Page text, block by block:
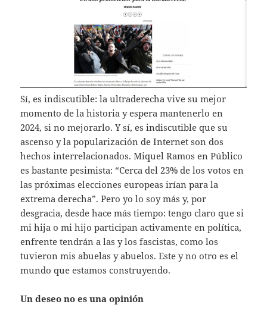
Sí, es indiscutible: la ultraderecha vive su mejor
momento de la historia y espera mantenerlo en
2024, si no mejorarlo. Y sí, es indiscutible que su
ascenso y la popularización de Internet son dos
hechos interrelacionados. Miquel Ramos en Público
es bastante pesimista: “Cerca del 23% de los votos en
las próximas elecciones europeas irían para la
extrema derecha”. Pero yo lo soy más y, por
desgracia, desde hace más tiempo: tengo claro que si
mi hija o mi hijo participan activamente en política,
enfrente tendrán a las y los fascistas, como los
tuvieron mis abuelas y abuelos. Este y no otro es el
mundo que estamos construyendo.
Un deseo no es una opinión